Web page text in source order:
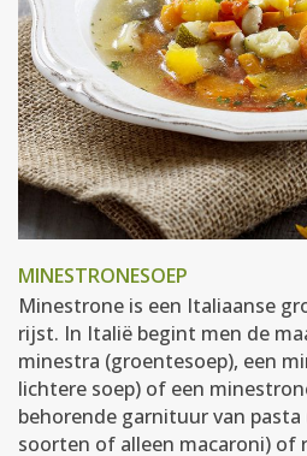
MINESTRONESOEP
Minestrone is een Italiaanse
rijst. In Italië begint men de
minestra (groentesoep), een
lichtere soep) of een
behorende garnituur van
soorten of alleen macaroni) of